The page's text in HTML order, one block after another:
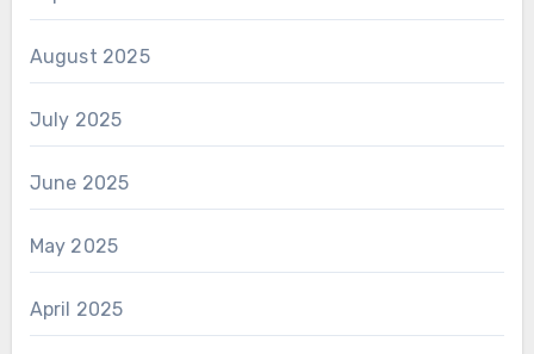
August 2025
July 2025
June 2025
May 2025
April 2025